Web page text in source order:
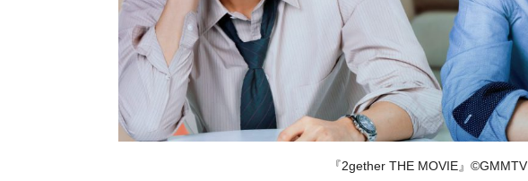
『2gether THE MOVIE』©GMMTV